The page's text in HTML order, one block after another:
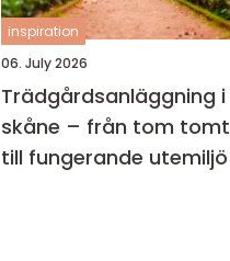
inspiration
06. July 2026
Trädgårdsanläggning i
skåne – från tom tomt
till fungerande utemiljö